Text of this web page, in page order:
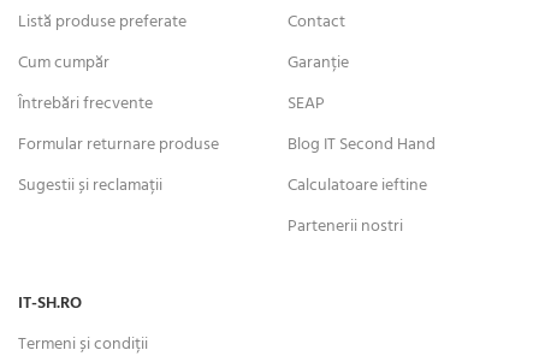
Listă produse preferate
Cum cumpăr
Întrebări frecvente
Formular returnare produse
Sugestii și reclamații
Contact
Garanție
SEAP
Blog IT Second Hand
Calculatoare ieftine
Partenerii nostri
IT-SH.RO
Termeni și condiții